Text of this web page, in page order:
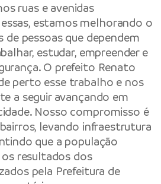
ruas e avenidas
estamos melhorando o
de pessoas que dependem
estudar, empreender e
O prefeito Renato
perto esse trabalho e nos
a seguir avançando em
Nosso compromisso é
levando infraestrutura
que a população
os resultados dos
pela Prefeitura de